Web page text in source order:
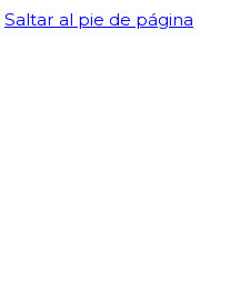
Saltar al pie de página